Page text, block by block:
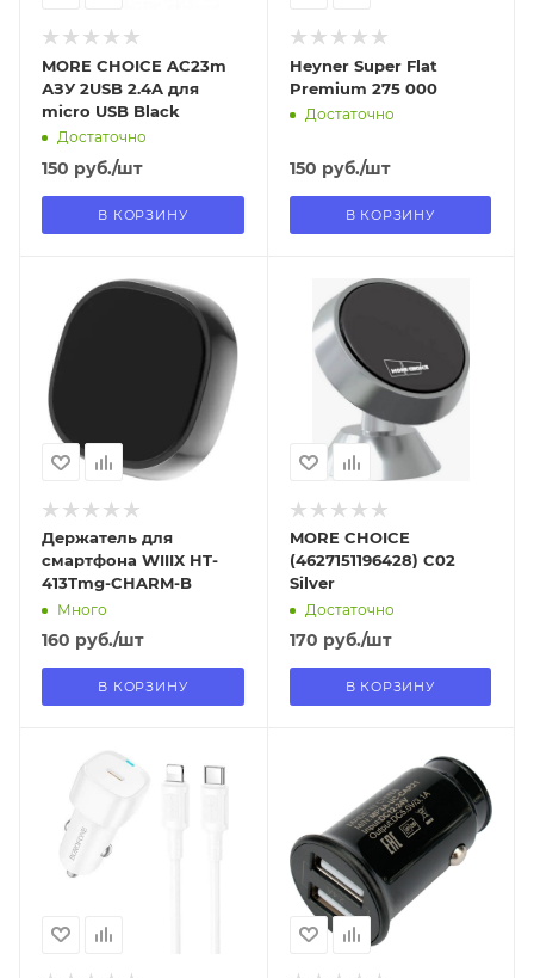
MORE CHOICE AC23m
АЗУ 2USB 2.4A для
micro USB Black
Достаточно
150 руб./шт
В КОРЗИНУ
Heyner Super Flat
Premium 275 000
Достаточно
150 руб./шт
В КОРЗИНУ
Отправим
11.08.2026
В наличии в пункте
самовывоза
Нет
Держатель для
смартфона WIIIX HT-
413Tmg-CHARM-B
Много
160 руб./шт
В КОРЗИНУ
Отправим
13.08.2026
В наличии в пункте
самовывоза
MORE CHOICE
(4627151196428) C02
Silver
Достаточно
170 руб./шт
В КОРЗИНУ
13.08.2026
В наличии в пункте
самовывоза
Нет
В наличии в пункте
самовывоза
Нет